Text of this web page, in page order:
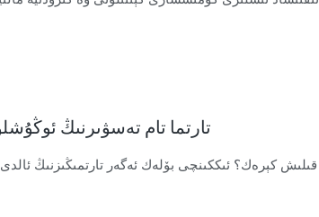
تارتما تام تەسۋىرنىڭ
كېرەك؟ ئىككىنچى بۆلەك ئەگەر تارتمىڭىزنىڭ